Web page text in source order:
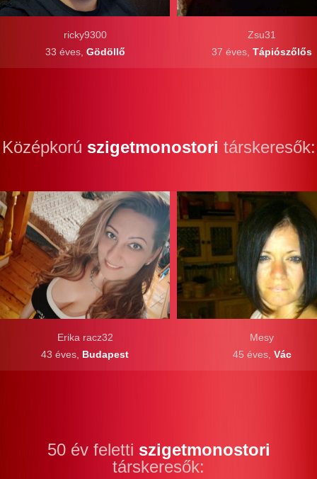
Zsu31
37 éves, Tápiószőlős
ricky9300
33 éves, Gödöllő
Középkorú szigetmonostori társkeresők:
Erika racz32
43 éves, Budapest
Mesy
45 éves, Vác
50 év feletti szigetmonostori
társkeresők: